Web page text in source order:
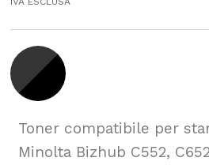
Toner compatibile per
Minolta Bizhub C552,